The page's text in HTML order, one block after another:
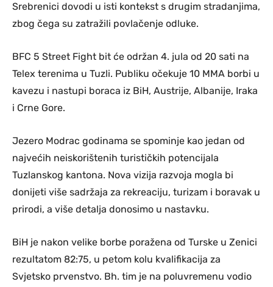
Srebrenici dovodi u isti kontekst s drugim stradanjima,
zbog čega su zatražili povlačenje odluke.
BFC 5 Street Fight bit će održan 4. jula od 20 sati na
Telex terenima u Tuzli. Publiku očekuje 10 MMA borbi u
kavezu i nastupi boraca iz BiH, Austrije, Albanije, Iraka
i Crne Gore.
Jezero Modrac godinama se spominje kao jedan od
najvećih neiskorištenih turističkih potencijala
Tuzlanskog kantona. Nova vizija razvoja mogla bi
donijeti više sadržaja za rekreaciju, turizam i boravak u
prirodi, a više detalja donosimo u nastavku.
BiH je nakon velike borbe poražena od Turske u Zenici
rezultatom 82:75, u petom kolu kvalifikacija za
Svjetsko prvenstvo. Bh. tim je na poluvremenu vodio